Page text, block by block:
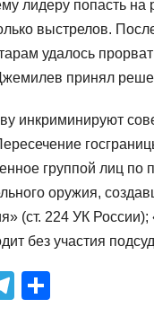
лидеру попасть на
выстрелов.
удалось
принял
инкриминируют
группой лиц по
оружия,
(ст. 224 УК
без участия
T